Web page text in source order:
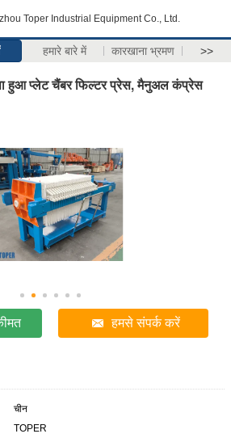
Toper Industrial Equipment Co., Ltd.
हमारे बारे में कारखाना भ्रमण >>
हुआ प्लेट चैंबर फिल्टर प्रेस, मैनुअल कंप्रेस
हमसे संपर्क करें
चीन
TOPER